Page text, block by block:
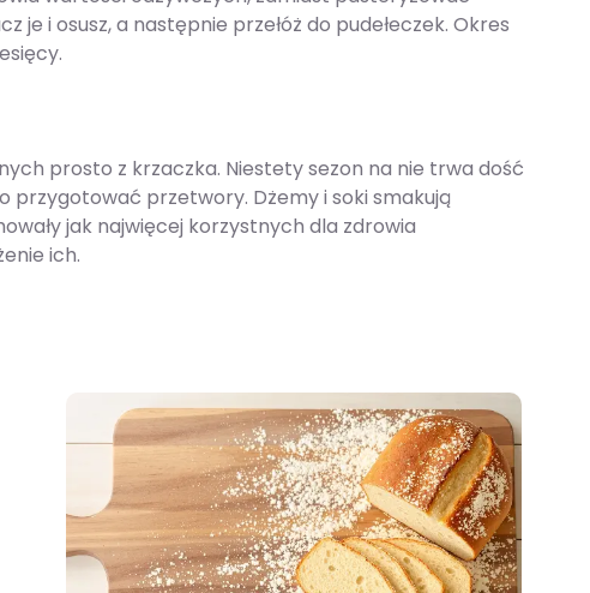
je i osusz, a następnie przełóż do pudełeczek. Okres
prosto z krzaczka. Niestety sezon na nie trwa dość
przygotować przetwory. Dżemy i soki smakują
jak najwięcej korzystnych dla zdrowia
ich.